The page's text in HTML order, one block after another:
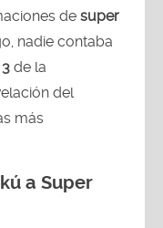
de super
nadie contaba
de la
del
más
a Super